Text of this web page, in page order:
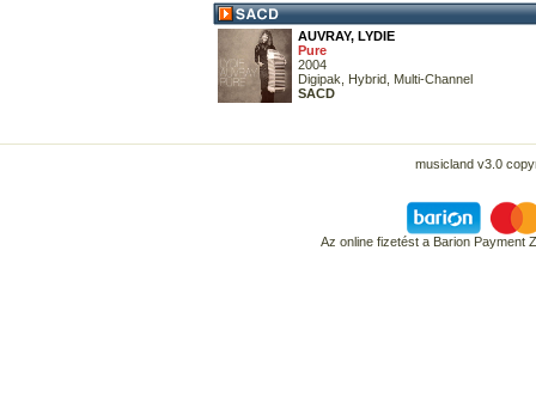
AUVRAY, LYDIE
Pure
2004
Digipak, Hybrid, Multi-Channel
SACD
musicland v3.0
Az online fizetést a Barion Payment